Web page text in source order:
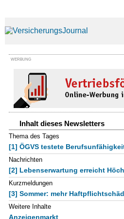
WERBUNG
Inhalt dieses Newsletters
Thema des Tages
[1] ÖGVS testete
Nachrichten
[2] Lebenserwartung erreicht
Kurzmeldungen
[3] Sommer: mehr
Weitere Inhalte
Anzeigenmarkt